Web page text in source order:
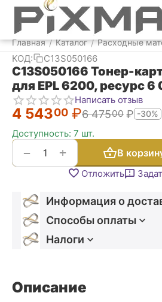
Главная / Каталог / Расходные
КОД: C13S050166
C13S050166 Тонер-
для EPL 6200, ресурс 6
Написать отзыв
4 54300 ₽6 47500 ₽ -30%
Доступность: 7 шт.
+
− В
Отложить
Информация о
Способы оплаты
Налоги
Описание
Меню Найти Корзина